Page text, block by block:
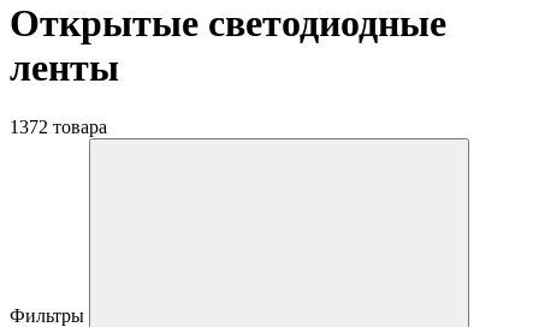
Открытые светодиодные
ленты
1372 товара
Фильтры